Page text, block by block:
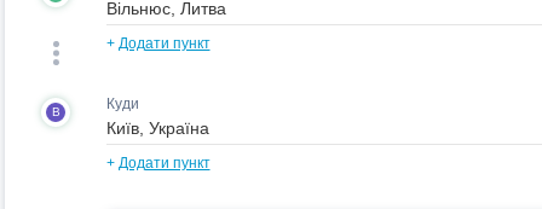
+ Додати пункт
B Куди
+ Додати пункт